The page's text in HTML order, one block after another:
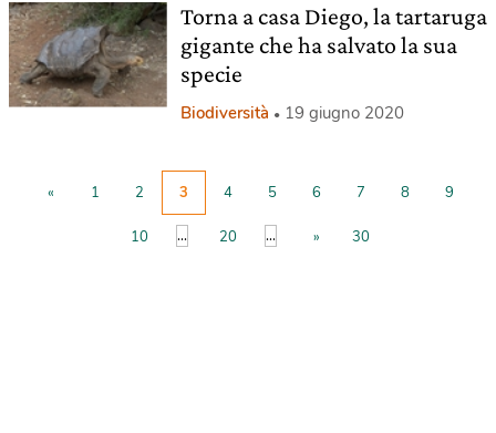
Torna a casa Diego, la tartaruga
gigante che ha salvato la sua
specie
Biodiversità 19 giugno 2020
« 1 2 3 4 5 6 7 8 9
10 ... 20 ... » 30